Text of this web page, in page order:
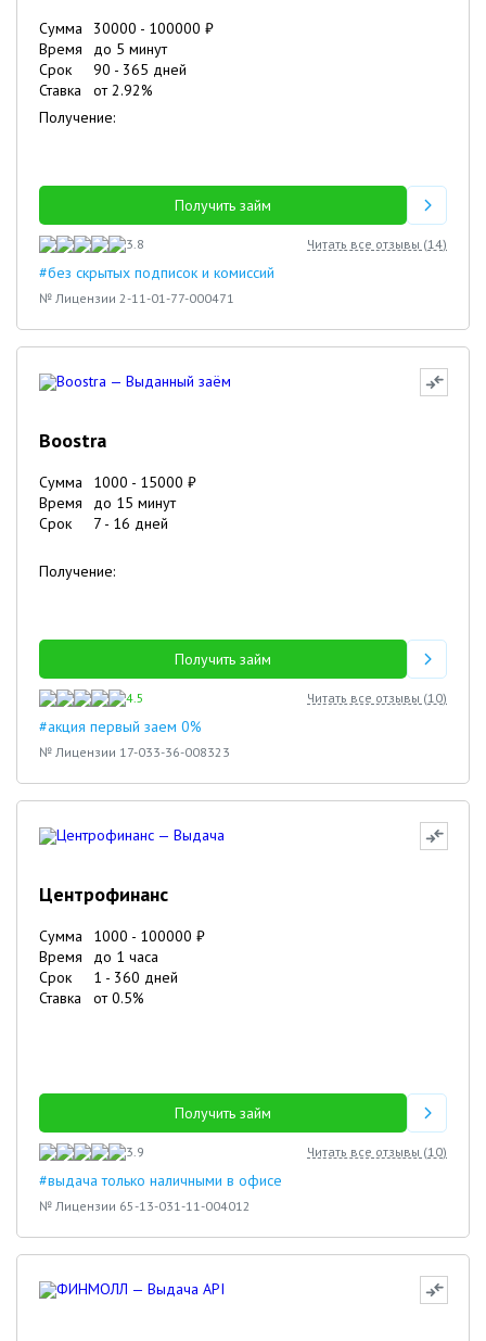
Сумма 30000 - 100000 ₽
Время
до 5 минут
Срок
90 - 365 дней
Ставка
от2.92%
Получение:
Получить займ
3.8 Читать все отзывы (14)
#без скрытых подписок и комиссий
№ Лицензии 2-11-01-77-000471
Boostra
Сумма 1000 - 15000 ₽
Время
до 15 минут
Срок
7 - 16 дней
Получение:
Получить займ
4.5 Читать все отзывы (10)
#акция первый заем 0%
№ Лицензии 17-033-36-008323
Центрофинанс
Сумма 1000 - 100000 ₽
Время
до 1 часа
Срок
1 - 360 дней
Ставка
от0.5%
Получить займ
3.9 Читать все отзывы (10)
#выдача только наличными в офисе
№ Лицензии 65-13-031-11-004012